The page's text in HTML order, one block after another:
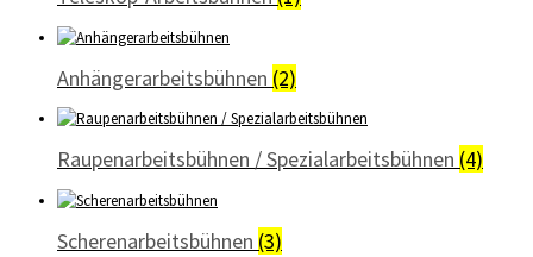
Anhängerarbeitsbühnen (2)
Raupenarbeitsbühnen / Spezialarbeitsbühnen (4)
Scherenarbeitsbühnen (3)